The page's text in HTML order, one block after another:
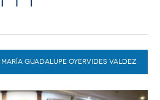
MARÍA GUADALUPE OYERVIDES VALDEZ